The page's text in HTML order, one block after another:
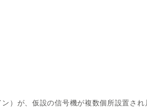
）が、仮設の信号機が複数個所設置され